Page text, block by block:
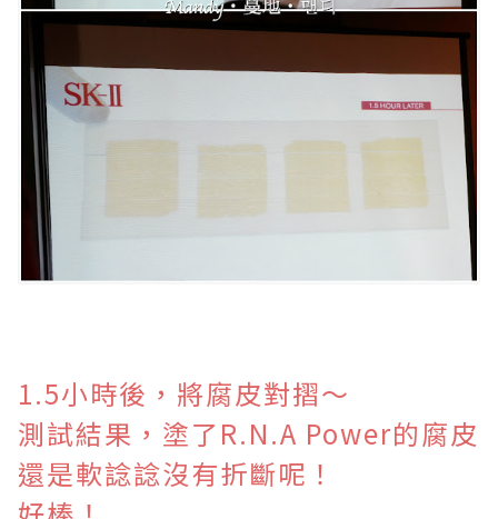
1.5小時後，將腐皮對摺～
測試結果，塗了R.N.A Power的腐皮
還是軟諗諗沒有折斷呢！